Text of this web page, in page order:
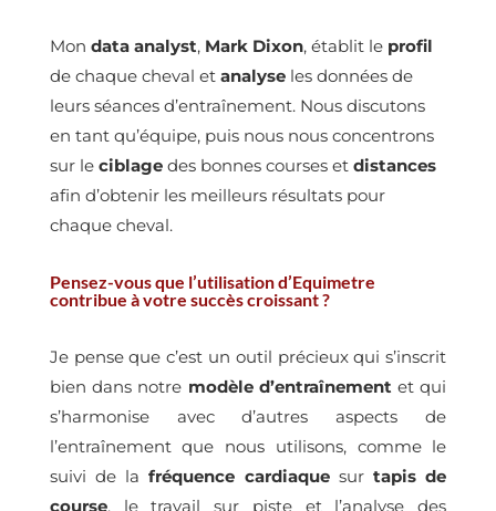
Mon data analyst, Mark Dixon, établit le profil
de chaque cheval et analyseles données de
leurs séances d’entraînement. Nous discutons
en tant qu’équipe, puis nous nous concentrons
sur le ciblagedes bonnes courses et distances
afin d’obtenir les meilleurs résultats pour
chaque cheval.
Pensez-vous que l’utilisation d’Equimetre
contribue à votre succès croissant ?
Je pense que c’est un outil précieux qui s’inscrit
bien dans notre modèle d’entraînement et qui
s’harmonise avec d’autres aspects de
l’entraînement que nous utilisons, comme le
suivi de lafréquence cardiaquesurtapis de
course, le travail sur piste et l’analyse des